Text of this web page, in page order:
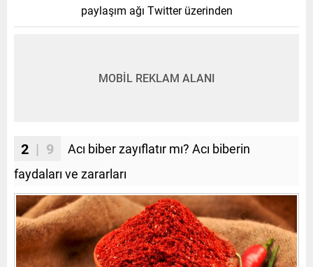
paylaşım ağı Twitter üzerinden
MOBİL REKLAM ALANI
2 | 9
Acı biber zayıflatır mı? Acı biberin
faydaları ve zararları